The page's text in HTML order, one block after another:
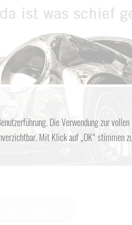
Die Verwendung zur vollen
Mit Klick auf „OK“ stimmen